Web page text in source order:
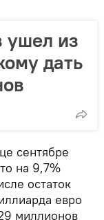
ушел из
дать
сентябре
на 9,7%
остаток
евро
миллионов